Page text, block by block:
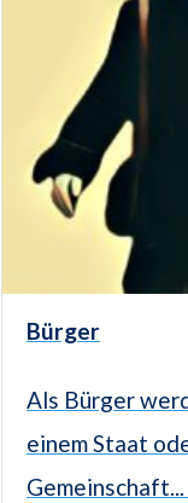
Bürger
Als Bürger
einem Staat
Gemeinschaft...